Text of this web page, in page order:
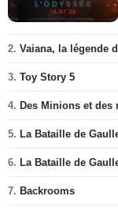
2. Vaiana, la légende
3. Toy Story 5
4. Des Minions et des
5. La Bataille de
6. La Bataille de
7. Backrooms